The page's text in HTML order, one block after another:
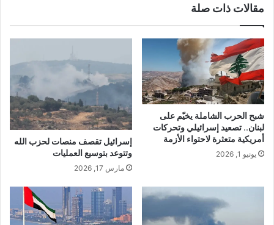
مقالات ذات صلة
شبح الحرب الشاملة يخيّم على
لبنان.. تصعيد إسرائيلي وتحركات
أمريكية متعثرة لاحتواء الأزمة
يونيو 1, 2026
إسرائيل تقصف منصات لحزب الله
وتتوعد بتوسيع العمليات
مارس 17, 2026